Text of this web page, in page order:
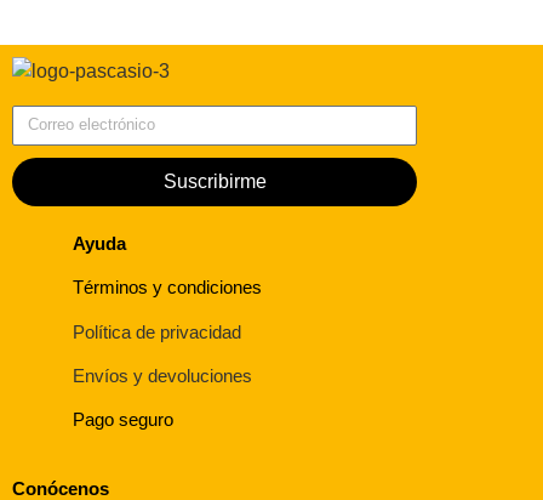
Suscribirme
Ayuda
Términos y condiciones
Política de privacidad
Envíos y devoluciones
Pago seguro
Conócenos